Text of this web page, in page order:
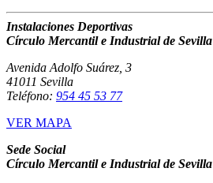
Instalaciones Deportivas
Círculo Mercantil e Industrial de Sevilla
Avenida Adolfo Suárez, 3
41011 Sevilla
Teléfono: 954 45 53 77
VER MAPA
Sede Social
Círculo Mercantil e Industrial de Sevilla